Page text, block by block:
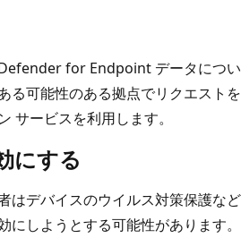
for Endpoint データについ
る可能性のある拠点でリクエストを
サービスを利用します。
にする
はデバイスのウイルス対策保護など
にしようとする可能性があります。